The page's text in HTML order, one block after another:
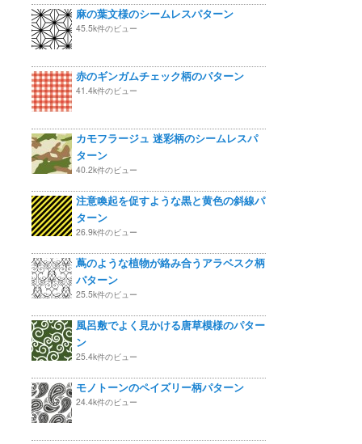
麻の葉文様のシームレスパターン
45.5k件のビュー
赤のギンガムチェック柄のパターン
41.4k件のビュー
カモフラージュ 迷彩柄のシームレスパ
ターン
40.2k件のビュー
注意喚起を促すような黒と黄色の斜線パ
ターン
26.9k件のビュー
蔦のような植物が絡み合うアラベスク柄
パターン
25.5k件のビュー
風呂敷でよく見かける唐草模様のパター
ン
25.4k件のビュー
モノトーンのペイズリー柄パターン
24.4k件のビュー